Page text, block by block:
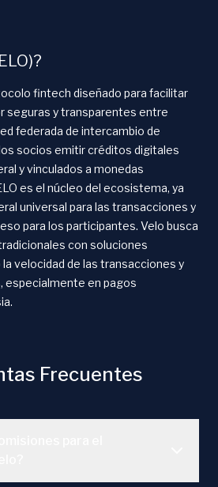
fintech diseñado para facilitar
seguras y transparentes entre
federada de intercambio de
socios emitir créditos digitales
y vinculados a monedas
es el núcleo del ecosistema, ya
universal para las transacciones y
para los participantes. Velo busca
con soluciones
velocidad de las transacciones y
especialmente en pagos
Frecuentes